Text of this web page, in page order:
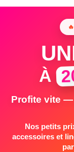
À
Profite vite
Nos petits
accessoires et